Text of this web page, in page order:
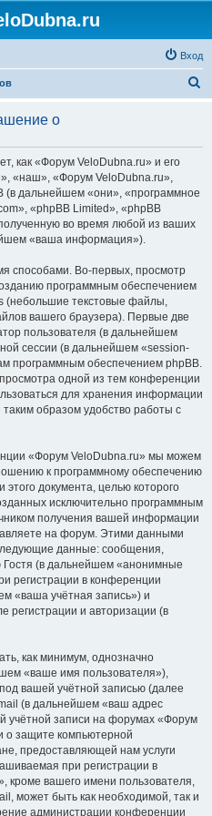
Вход
с
о
как «Форум VeloDubna.ru» и его
«наш», «Форум VeloDubna.ru»,
(в дальнейшем «они», «программное
«phpBB Limited», «phpBB
во время любой из ваших
«ваша информация»).
способами. Во-первых, просмотр
программным обеспечением
(небольшие текстовые файлы,
вашего браузера). Первые две
пользователя (в дальнейшем
сессии (в дальнейшем «session-
программным обеспечением phpBB.
одной из тем конференции
для хранения информации
образом удобство работы с
«Форум VeloDubna.ru» мы можем
к программному обеспечению
документа, целью которого
исключительно программным
получения вашей информации
на форум. Этими данными
данные: сообщения,
(в дальнейшем «анонимные
регистрации в конференции
«ваша учётная запись») и
регистрации и авторизации (в
как минимум, однозначно
«ваше имя пользователя»),
вашей учётной записью (далее
(в дальнейшем «ваш адрес
записи на форумах «Форум
о защите компьютерной
предоставляющей нам услуги
при регистрации в
кроме вашего имени пользователя,
может быть как необходимой, так и
администрации конференции